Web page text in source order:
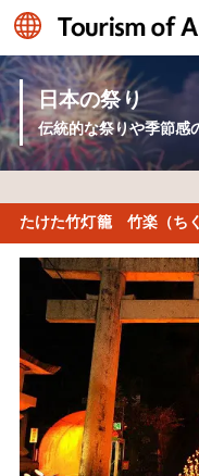
日本の祭り
伝統的な祭りや季節感
たけた竹灯籠 竹楽（ち